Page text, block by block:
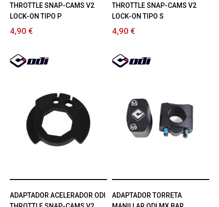
THROTTLE SNAP-CAMS V2
LOCK-ON TIPO P
4,90 €
THROTTLE SNAP-CAMS V2
LOCK-ON TIPO S
4,90 €
ADAPTADOR ACELERADOR ODI
ADAPTADOR TORRETA